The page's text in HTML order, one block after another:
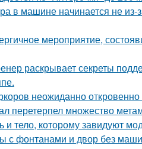
в машине начинается не
мероприятие,
раскрывает секреты
неожиданно откровенно
перетерпел множество
и тело, которому завидуют
с фонтанами и двор без